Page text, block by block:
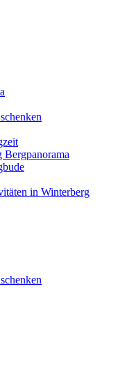
in Winterberg